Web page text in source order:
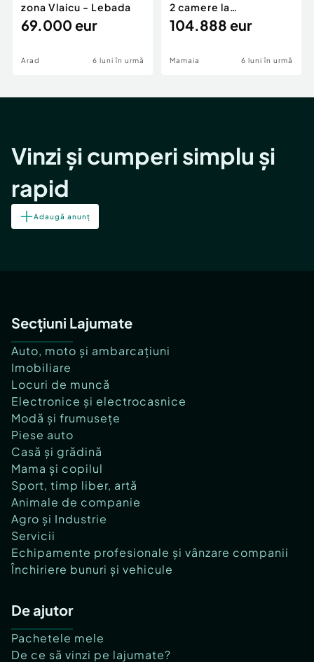
zona Vlaicu - Lebada
69.000 eur
Arad 6 luni în urmă
2 camere la
cheie,langa Mega
104.888 eur
Mamaia 6 luni în urmă
Vinzi și cumperi simplu și
rapid
Adaugă anunț
Secțiuni Lajumate
Auto, moto și ambarcațiuni
Imobiliare
Locuri de muncă
Electronice și electrocasnice
Modă și frumusețe
Piese auto
Casă și grădină
Mama și copilul
Sport, timp liber, artă
Animale de companie
Agro și Industrie
Servicii
Echipamente profesionale și vânzare companii
Închiriere bunuri și vehicule
De ajutor
Pachetele mele
De ce să vinzi pe lajumate?